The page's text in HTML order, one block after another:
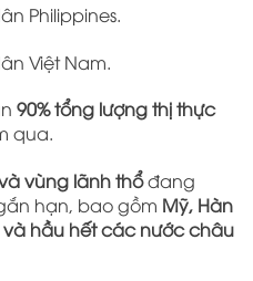
Philippines.
Việt Nam.
90% tổng lượng thị thực
qua.
vùng lãnh thổđang
hạn, bao gồm Mỹ, Hàn
và hầu hết các nước châu